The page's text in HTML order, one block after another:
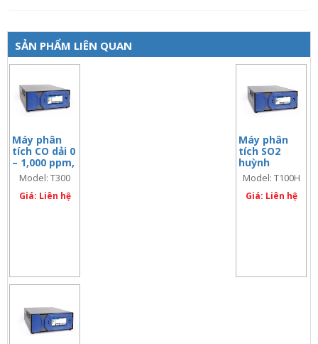
SẢN PHẨM LIÊN QUAN
Máy phân
tích CO dải 0
– 1,000 ppm,
model: T300
Model: T300
Giá: Liên hệ
Máy phân
tích SO2
huỳnh
quang UV
dài cao
Model: T100H
Giá: Liên hệ